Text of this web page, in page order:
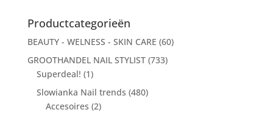
Productcategorieën
BEAUTY - WELNESS - SKIN CARE (60)
GROOTHANDEL NAIL STYLIST (733)
Superdeal! (1)
Slowianka Nail trends (480)
Accesoires (2)